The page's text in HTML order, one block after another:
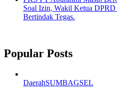
Soal Izin, Wakil Ketua
Bertindak Tegas.
Popular Posts
DaerahSUMBAGSEL